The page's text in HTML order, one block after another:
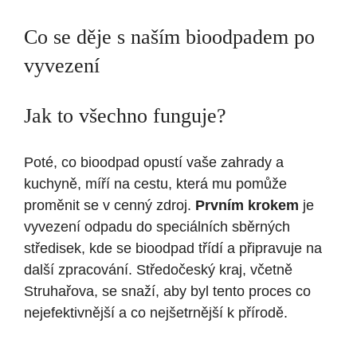
Co se děje s naším bioodpadem po
vyvezení
Jak to všechno funguje?
Poté, co bioodpad opustí vaše zahrady a
kuchyně, míří na cestu, která mu pomůže
proměnit se v cenný zdroj. Prvním krokem je
vyvezení odpadu do speciálních sběrných
středisek, kde se bioodpad třídí a připravuje na
další zpracování. Středočeský kraj, včetně
Struhařova, se snaží, aby byl tento proces co
nejefektivnější a co nejšetrnější k přírodě.